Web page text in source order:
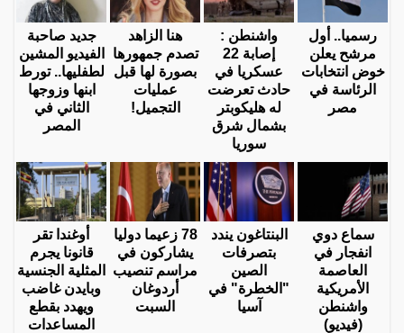
رسميا.. أول
مرشح يعلن
خوض انتخابات
الرئاسة في
مصر
واشنطن :
إصابة 22
عسكريا في
حادث تعرضت
له هليكوبتر
بشمال شرق
سوريا
هنا الزاهد
تصدم جمهورها
بصورة لها قبل
عمليات
التجميل!
جديد صاحبة
الفيديو المشين
لطفليها.. تورط
ابنها وزوجها
الثاني في
المصر
سماع دوي
انفجار في
العاصمة
الأمريكية
واشنطن
(فيديو)
البنتاغون يندد
بتصرفات
الصين
"الخطرة" في
آسيا
78 زعيما دوليا
يشاركون في
مراسم تنصيب
أردوغان
السبت
أوغندا تقر
قانونا يجرم
المثلية الجنسية
وبايدن غاضب
ويهدد بقطع
المساعدات